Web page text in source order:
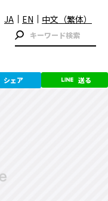
JA EN 中文（繁体）
シェア 送る